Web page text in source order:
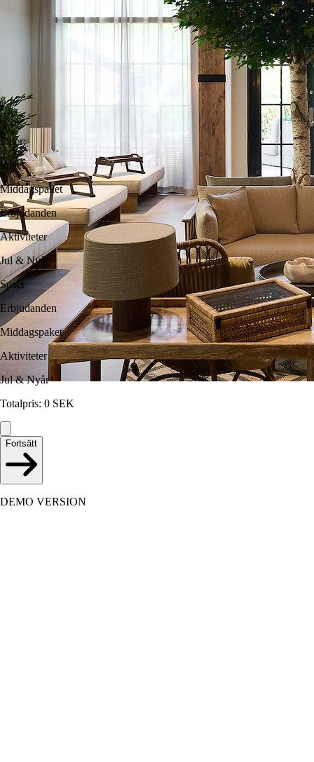
Filter:
Spaet
Middagspaket
Erbjudanden
Aktiviteter
Jul & Nyår
Spaet
Erbjudanden
Middagspaket
Aktiviteter
Jul & Nyår
Totalpris: 0 SEK
Fortsätt
DEMO VERSION